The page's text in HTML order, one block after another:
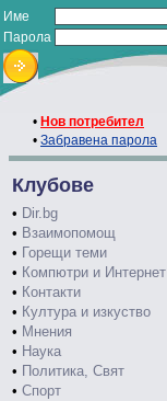
Име
Парола
• Нов потребител
• Забравена парола
Клубове
• Dir.bg
• Взаимопомощ
• Горещи теми
• Компютри и Интернет
• Контакти
• Култура и изкуство
• Мнения
• Наука
• Политика, Свят
• Спорт